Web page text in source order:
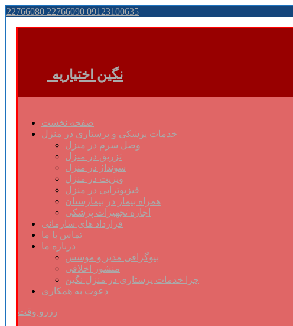
22766080 22766090 09123100635
نگین اختیاریه
صفحه نخست
خدمات پزشکی و پرستاری در منزل
وصل سرم در منزل
تزریق در منزل
سونداژ در منزل
ویزیت در منزل
فیزیوتراپی در منزل
همراه بیمار در بیمارستان
اجاره تجهیزات پزشکی
قرارداد های سازمانی
تماس با ما
درباره ما
بیوگرافی مدیر و موسس
منشور اخلاقی
چرا خدمات پرستاری در منزل نگین
دعوت به همکاری
رزرو وقت